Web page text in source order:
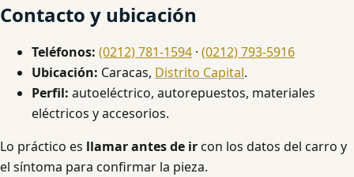
Contacto y ubicación
Teléfonos: (0212) 781-1594 · (0212) 793-5916
Ubicación: Caracas, Distrito Capital.
Perfil: autoeléctrico, autorepuestos, materiales
eléctricos y accesorios.
Lo práctico es llamar antes de ircon los datos del carro y
el síntoma para confirmar la pieza.